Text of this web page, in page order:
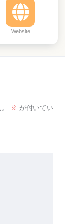
Website
※ が付いてい